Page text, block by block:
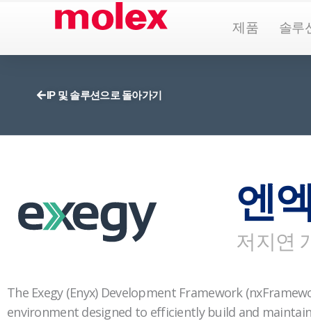
제품 Open
솔루
IP 및 솔루션으로 돌아가기
엔
저지연
The Exegy (Enyx) Development Framework
environment designed to efficiently build and